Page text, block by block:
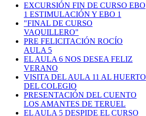
EXCURSIÓN FIN DE CURSO EBO
1 ESTIMULACIÓN Y EBO 1
"FINAL DE CURSO
VAQUILLERO"
PRE FELICITACIÓN ROCÍO
AULA 5
EL AULA 6 NOS DESEA FELIZ
VERANO
VISITA DEL AULA 11 AL HUERTO
DEL COLEGIO
PRESENTACIÓN DEL CUENTO
LOS AMANTES DE TERUEL
EL AULA 5 DESPIDE EL CURSO